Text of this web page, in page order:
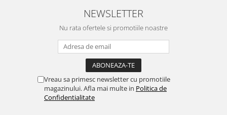
NEWSLETTER
Nu rata ofertele si promotiile noastre
Vreau sa primesc newsletter cu promotiile
magazinului. Afla mai multe in Politica de
Confidentialitate